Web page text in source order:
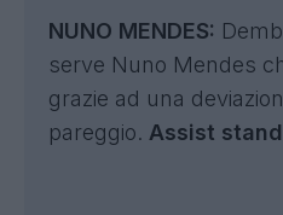
NUNO MENDES:
serve Nuno Mendes
grazie ad una
pareggio. Assist